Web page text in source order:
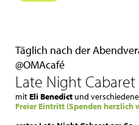
Täglich nach der
@OMAcafé
Late Night Cabaret
mit Eli Benedict und
Freier Eintritt (Spenden herzlich